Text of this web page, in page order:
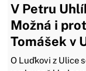
V Petru
Možná i
Tomášek v
O Luďkovi z Ulice